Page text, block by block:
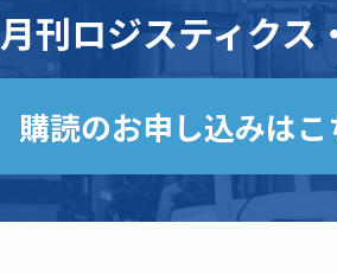
月刊ロジスティクス
購読のお申し込みはこ